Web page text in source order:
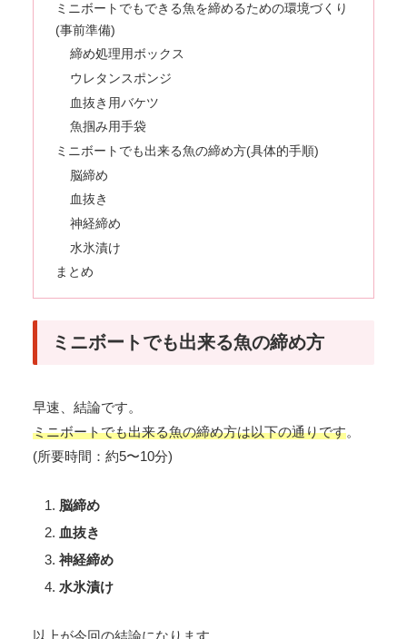
ミニボートでもできる魚を締めるための環境づくり
(事前準備)
締め処理用ボックス
ウレタンスポンジ
血抜き用バケツ
魚掴み用手袋
ミニボートでも出来る魚の締め方(具体的手順)
脳締め
血抜き
神経締め
水氷漬け
まとめ
ミニボートでも出来る魚の締め方
早速、結論です。
ミニボートでも出来る魚の締め方は以下の通りです。
(所要時間：約5〜10分)
脳締め
血抜き
神経締め
水氷漬け
以上が今回の結論になります。